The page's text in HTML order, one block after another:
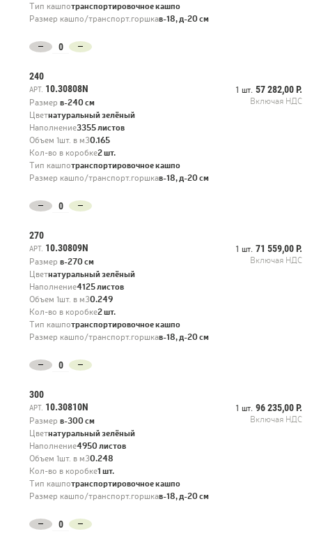
Тип кашпотранспортировочное кашпо
Размер кашпо/транспорт.горшкав-18, д-20 см
240
АРТ. 10.30808N
Размер в-240 см
1 шт. 57 282,00 Р.
Включая НДС
Цветнатуральный зелёный
Наполнение3355 листов
Объем 1шт. в м30.165
Кол-во в коробке2 шт.
Тип кашпотранспортировочное кашпо
Размер кашпо/транспорт.горшкав-18, д-20 см
270
АРТ. 10.30809N
Размер в-270 см
1 шт. 71 559,00 Р.
Включая НДС
Цветнатуральный зелёный
Наполнение4125 листов
Объем 1шт. в м30.249
Кол-во в коробке2 шт.
Тип кашпотранспортировочное кашпо
Размер кашпо/транспорт.горшкав-18, д-20 см
300
АРТ. 10.30810N
Размер в-300 см
1 шт. 96 235,00 Р.
Включая НДС
Цветнатуральный зелёный
Наполнение4950 листов
Объем 1шт. в м30.248
Кол-во в коробке1 шт.
Тип кашпотранспортировочное кашпо
Размер кашпо/транспорт.горшкав-18, д-20 см